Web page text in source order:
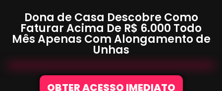
Dona de Casa Descobre Como
Faturar Acima De R$ 6.000 Todo
Mês Apenas ComAlongamento de
Unhas
OBTER ACESSO IMEDIATO